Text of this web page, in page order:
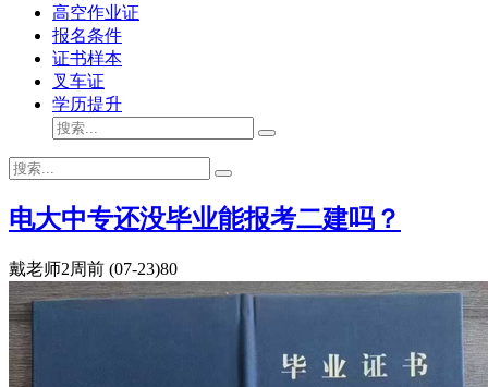
高空作业证
报名条件
证书样本
叉车证
学历提升
电大中专还没毕业能报考二建吗？
戴老师2周前 (07-23)80